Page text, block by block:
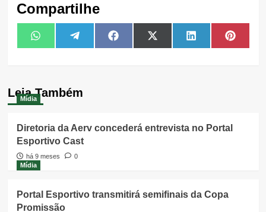
Compartilhe
Share
on
WhatsAppShare
on
TelegramShare
on
FacebookShare
on
X
(Twitter)
Share
on
LinkedIn Share
on
Leia Também
Mídia
Diretoria da Aerv concederá entrevista no Portal
Esportivo Cast
há 9 meses
0
Mídia
Portal Esportivo transmitirá semifinais da Copa
Promissão